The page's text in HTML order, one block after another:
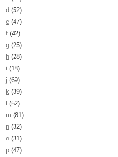
d (52)
e (47)
f (42)
g (25)
h (28)
i (18)
j (69)
k (39)
(52)
m (81)
n (32)
o (31)
p (47)